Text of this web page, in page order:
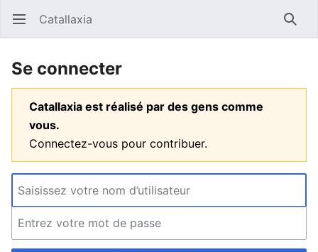
Ouvrir le menu principal Catallaxia
Se connecter
Catallaxia est réalisé par des gens comme
vous.
Connectez-vous pour contribuer.